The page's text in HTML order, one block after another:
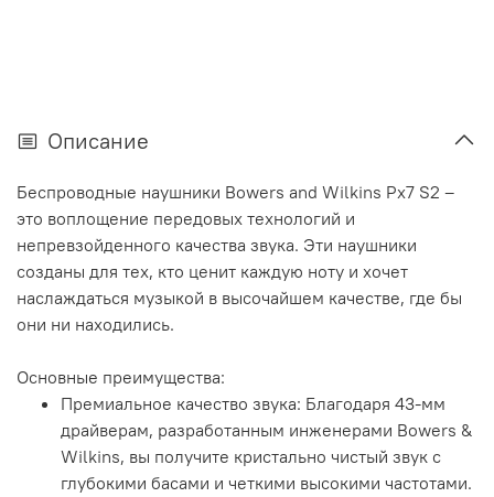
Описание
Беспроводные наушники Bowers and Wilkins Px7 S2 –
это воплощение передовых технологий и
непревзойденного качества звука. Эти наушники
созданы для тех, кто ценит каждую ноту и хочет
наслаждаться музыкой в высочайшем качестве, где бы
они ни находились.
Основные преимущества:
Премиальное качество звука: Благодаря 43-мм
драйверам, разработанным инженерами Bowers &
Wilkins, вы получите кристально чистый звук с
глубокими басами и четкими высокими частотами.